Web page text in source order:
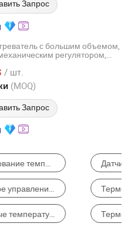
Запрос
с большим объемом,
регулятором,
/ шт.
(MOQ)
Запрос
Co., Ltd
с 2025
Регистратор Данных